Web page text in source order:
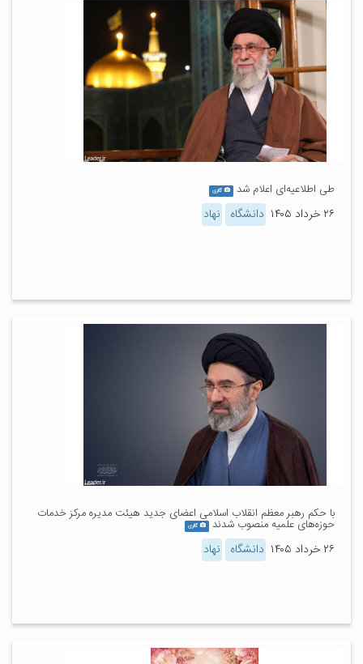
طی اطلاعیه‌ای اعلام شد گالری
۲۶ خرداد ۱۴۰۵ دانشگاه نهاد
با حکم رهبر معظم انقلاب اسلامی اعضای جدید هیئت مدیره مرکز خدمات
حوزه‌های علمیه منصوب شدند گالری
۲۶ خرداد ۱۴۰۵ دانشگاه نهاد